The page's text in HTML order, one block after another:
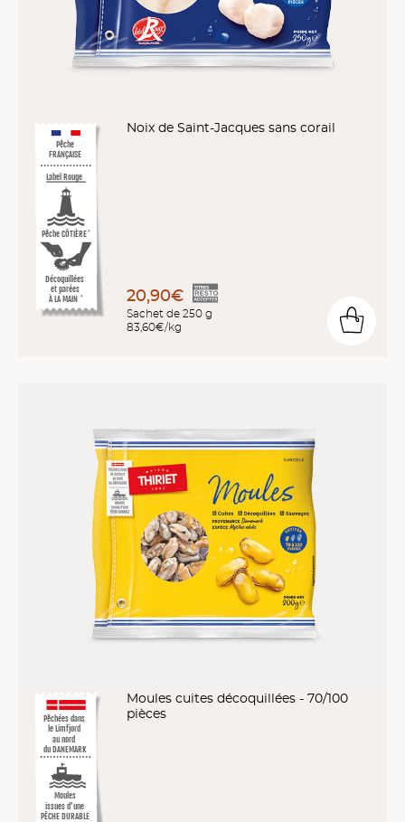
Pêche
FRANÇAISE
Décoquillées
et parées
À LA MAIN *
Label Rouge
Pêche CÔTIÈRE *
Noix de Saint-Jacques sans corail
20,90€
Sachet de 250 g
83,60€/kg
Pêchées dans
le Limfjord
au nord
du DANEMARK
Moules
issues d’une
PÊCHE DURABLE
Moules cuites décoquillées - 70/100
pièces